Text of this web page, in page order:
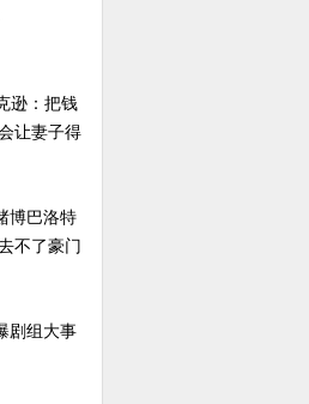
逊：把钱
让妻子得
博巴洛特
不了豪门
剧组大事